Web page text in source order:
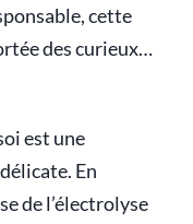
cette
des curieux…
est une
En
de l’électrolyse